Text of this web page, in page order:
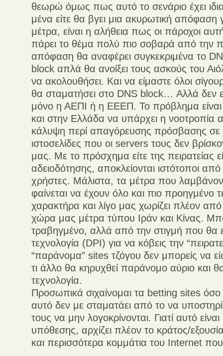
θεωρώ όμως πως αυτό το σενάριο έχει
μένα είτε θα βγει μια ακυρωτική απόφαση
μέτρα, είναι η αλήθεια πως οι πάροχοι
πάρει το θέμα πολύ πιο σοβαρά από την
απόφαση θα αναφέρει συγκεκριμένα το
block απλά θα ανοίξει τους ασκούς του
να ακολουθήσει. Και να είμαστε όλοι
θα σταματήσει στο DNS block… Αλλά δεν
μόνο η ΑΕΠΙ ή η ΕΕΕΠ. Το πρόβλημα είναι
και στην Ελλάδα να υπάρχει η νοοτροπία
κάλυψη περί απαγόρευσης πρόσβασης σε
ιστοσελίδες που οι servers τους δεν
μας. Με το πρόσχημα είτε της πειρατείας
αδειοδότησης, αποκλείονται ιστότοποι
χρήστες. Μάλιστα, τα μέτρα που
φαίνεται να έχουν όλο και πιο προηγμένο
χαρακτήρα και λίγο μας χωρίζει πλέον
χώρα μας μέτρα τύπου Ιράν και Κίνας.
τραβηγμένο, αλλά από την στιγμή που θα
τεχνολογία (DPI) για να κόβεις την
“παράνομα” sites τζόγου δεν μπορείς να
τι άλλο θα κηρυχθεί παράνομο αύριο και
τεχνολογία.
Προσωπικά σιχαίνομαι τα betting sites όσο
αυτό δεν με σταματάει από το να
τους να μην λογοκρίνονται. Γιατί αυτό
υπόθεσης, αρχίζει πλέον το κράτος/
και περισσότερα κομμάτια του Internet